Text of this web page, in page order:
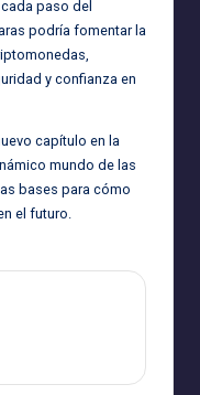
paso del
podría fomentar la
y confianza en
capítulo en la
mundo de las
bases para cómo
el futuro.